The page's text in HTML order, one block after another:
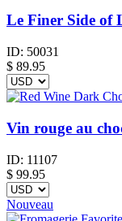
Le Finer Side of
ID: 50031
$ 89.95
Vin rouge au
ID: 11107
$ 99.95
Nouveau